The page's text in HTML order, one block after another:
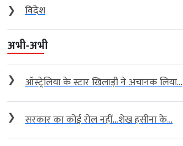
❯
विदेश
अभी-अभी
❯ ऑस्ट्रेलिया के स्टार खिलाड़ी ने अचानक लिया...
❯ सरकार का कोई रोल नहीं…शेख हसीना के...